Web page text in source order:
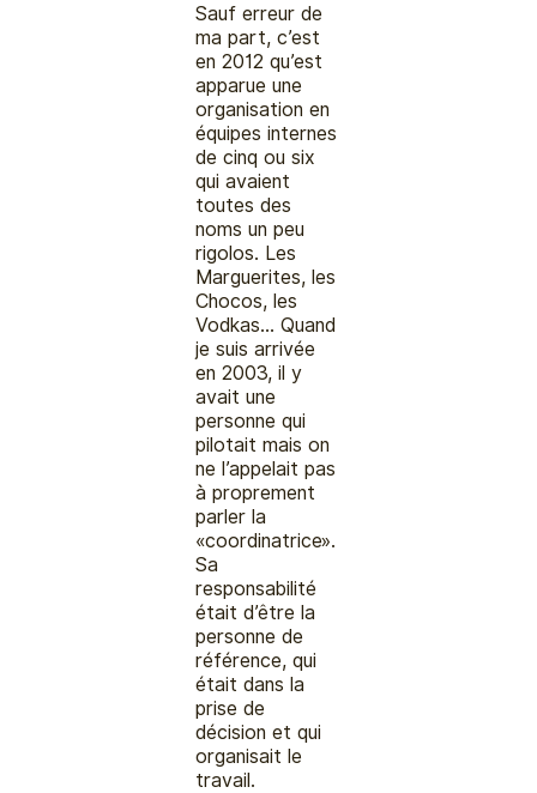
Sauf erreur de
ma part, c’est
en 2012 qu’est
apparue une
organisation en
équipes internes
de cinq ou six
qui avaient
toutes des
noms un peu
rigolos. Les
Marguerites, les
Chocos, les
Vodkas… Quand
je suis arrivée
en 2003, il y
avait une
personne qui
pilotait mais on
ne l’appelait pas
à proprement
parler la
«coordinatrice».
Sa
responsabilité
était d’être la
personne de
référence, qui
était dans la
prise de
décision et qui
organisait le
travail.